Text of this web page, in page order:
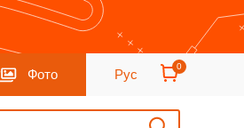
Фото Рус
0